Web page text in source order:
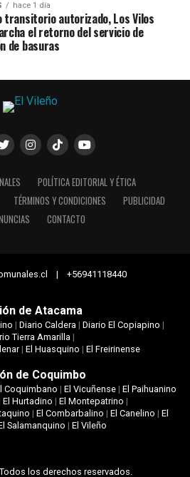
hace 1 día
transitorio autorizado, Los Vilos
el retorno del servicio de
de basuras
POLÍTICA EDITORIAL Y ÉTICA
TÉRMINOS Y CONDICIONES
PUBLICIDAD
CONTACTO
| +56941118440
de Atacama
| Diario Caldera| Diario El Copiapino |
Tierra Amarilla|
| El Huasquino | El Freirinense
de Coquimbo
Coquimbano | El Vicuñense| El Paihuanino
El Hurtadino | El Montepatrino |
|El Combarbalino |El Canelino |El
Salamanquino | El Vileño
los derechos reservados.